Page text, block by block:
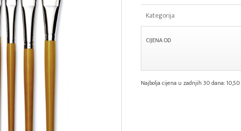
Kategorija
CIJENA OD
Najbolja cijena u zadnjih 30 dana: